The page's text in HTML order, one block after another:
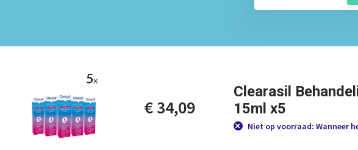
€ 34,09
Clearasil
15ml x5
Niet op voorraad: Wanneer